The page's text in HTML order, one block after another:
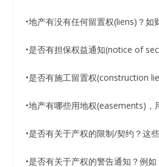
•地产有没有任何留置权(liens)？如
•是否有担保权益通知(notice of
•是否有施工留置权(construction
•地产有哪些用地权(easements)，
•是否有关于产权的限制/契约？这
•是否有关于产权的警告通知？例